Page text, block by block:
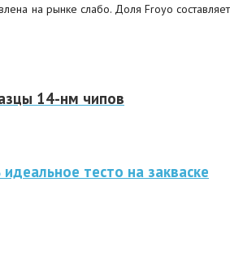
на рынке слабо. Доля Froyo
14-нм чипов
тесто на закваске